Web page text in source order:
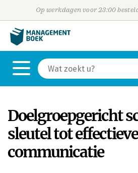
Op werkdagen voor 23:00
Doelgroepgericht
sleutel tot effectieve
communicatie